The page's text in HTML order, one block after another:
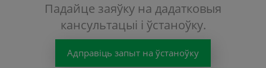
Падайце заяўку на дадатковыя
кансультацыі і ўстаноўку.
Адправіць запыт на ўстаноўку